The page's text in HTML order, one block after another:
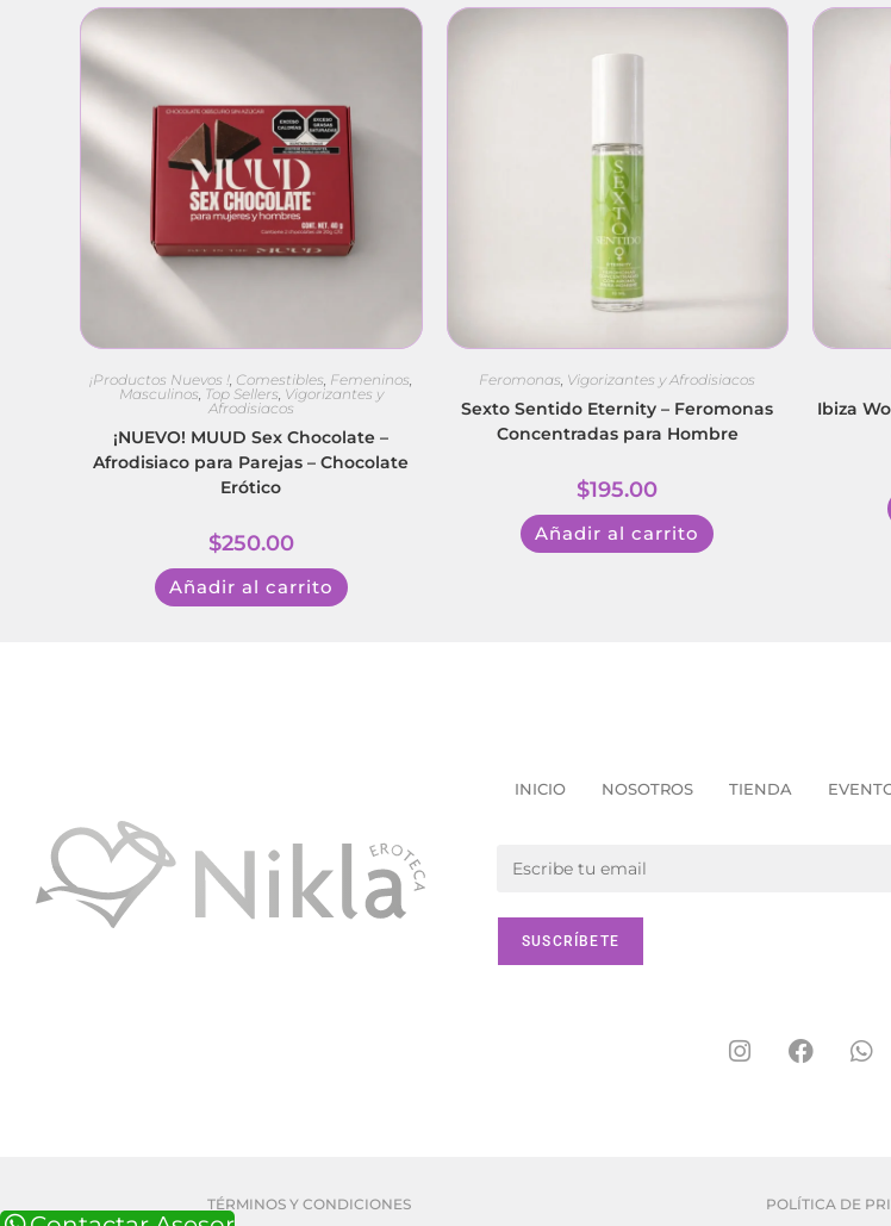
¡Productos Nuevos !, Comestibles, Femeninos,
Masculinos, Top Sellers, Vigorizantes y
Afrodisiacos
¡NUEVO! MUUD Sex Chocolate –
Afrodisiaco para Parejas – Chocolate
Erótico
$250.00
Añadir al carrito
Feromonas, Vigorizantes y Afrodisiacos
Sexto Sentido Eternity – Feromonas
Concentradas para Hombre
$195.00
Añadir al carrito
Ibiza
INICIO NOSOTROS TIENDA
TÉRMINOS Y CONDICIONES POLÍTICA DE